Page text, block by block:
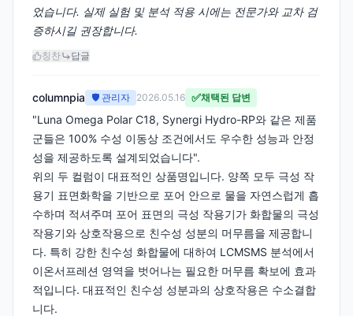
었습니다. 실제 실험 및 분석 적용 시에는 전문가와 교차 검
증하시길 권장합니다.
칭찬 답글
columnpia 🛡️ 관리자 2026.05.16 ✅채택된 답변
"Luna Omega Polar C18, Synergi Hydro-RP와 같은 제품
군들은 100% 수성 이동상 조건에서도 우수한 성능과 안정
성을 제공하도록 설계되었습니다".
위의 두 컬럼이 대표적인 상품명입니다. 양쪽 모두 극성 작
용기 표면화학을 기반으로 포어 안으로 물을 자연스럽게 흡
수하며 적셔주며 포어 표면의 극성 작용기가 화합물의 극성
작용기와 상호작용으로 친수성 성분의 머무름을 제공합니
다. 특히 강한 친수성 화합물에 대하여 LCMSMS 분석에서
이온서프레션 영역을 벗어나는 필요한 머무름 확보에 효과
적입니다. 대표적인 친수성 성분과의 상호작용은 수소결합
니다.